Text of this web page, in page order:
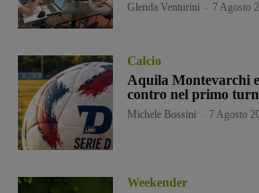
Glenda Venturini 7 Agosto
Calcio
Aquila Montevarchi
contro nel primo
Michele Bossini 7 Agosto
Weekender